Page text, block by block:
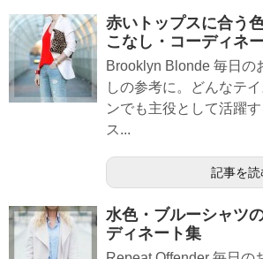
赤いトップスに合う
こなし・コーディネ
Brooklyn Blonde 毎日の
しの参考に。どんなテ
ンでも主役として活躍
ス...
記事を読
水色・ブルーシャツ
ディネート集